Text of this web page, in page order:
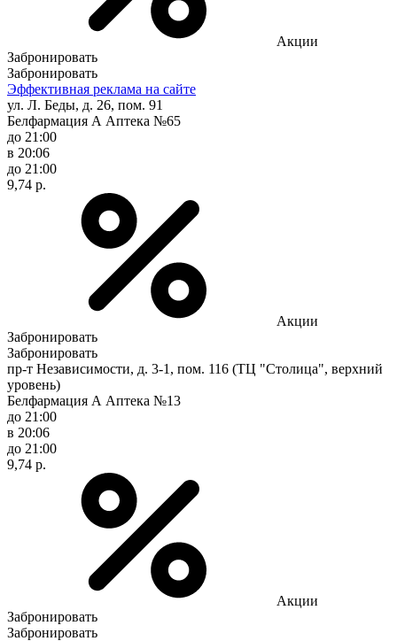
Акции
Забронировать
Забронировать
Эффективная реклама на сайте
ул. Л. Беды, д. 26, пом. 91
Белфармация А Аптека №65
до 21:00
в 20:06
до 21:00
9,74 р.
Акции
Забронировать
Забронировать
пр-т Независимости, д. 3-1, пом. 116 (ТЦ "Столица", верхний
уровень)
Белфармация А Аптека №13
до 21:00
в 20:06
до 21:00
9,74 р.
Акции
Забронировать
Забронировать